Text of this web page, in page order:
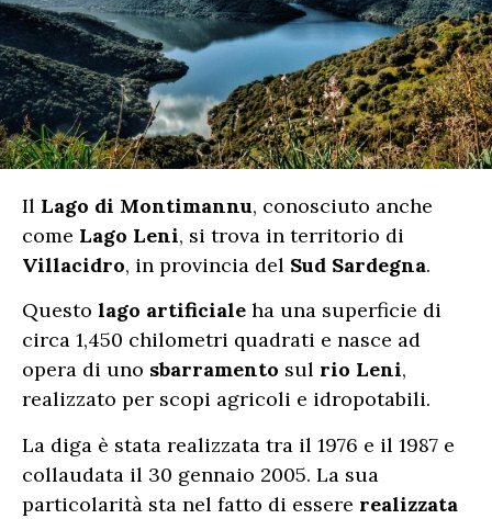
Il Lago di Montimannu, conosciuto anche
come Lago Leni, si trova in territorio di
Villacidro, in provincia del Sud Sardegna.
Questo lago artificiale ha una superficie di
circa 1,450 chilometri quadrati e nasce ad
opera di uno sbarramento sul rio Leni,
realizzato per scopi agricoli e idropotabili.
La diga è stata realizzata tra il 1976 e il 1987 e
collaudata il 30 gennaio 2005. La sua
particolarità sta nel fatto di essere realizzata